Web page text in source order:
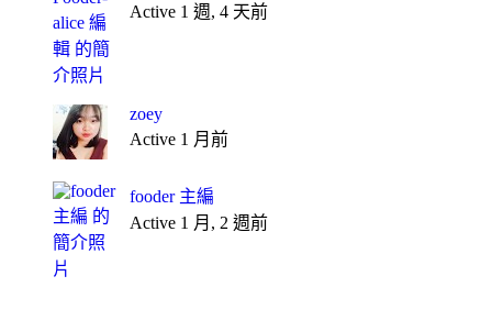
Active 1 週, 4 天前
zoey
Active 1 月前
fooder 主編
Active 1 月, 2 週前